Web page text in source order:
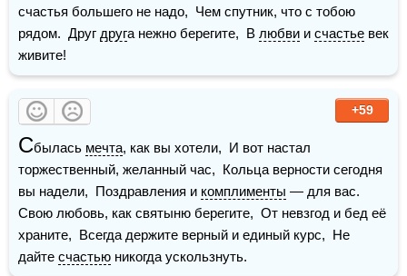
счастья большего не надо,  Чем спутник, что с тобою
рядом.  Друг друга нежно берегите,  В любви и счастье век
живите!
+59
Сбылась мечта, как вы хотели,  И вот настал
торжественный, желанный час,  Кольца верности сегодня
вы надели,  Поздравления и комплименты — для вас.
Свою любовь, как святыню берегите,  От невзгод и бед её
храните,  Всегда держите верный и единый курс,  Не
дайте счастью никогда ускользнуть.